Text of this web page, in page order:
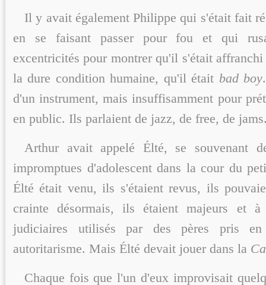
Il y avait également Philippe qui s'était fait
en se faisant passer pour fou et qui
excentricités pour montrer qu'il s'était affranchi
la dure condition humaine, qu'il était bad boy
d'un instrument, mais insuffisamment pour
en public. Ils parlaient de jazz, de free, de
Arthur avait appelé Élté, se souvenant
impromptues d'adolescent dans la cour du
Élté était venu, ils s'étaient revus, ils
crainte désormais, ils étaient majeurs et
judiciaires utilisés par des pères pris
autoritarisme. Mais Élté devait jouer dans la
Chaque fois que l'un d'eux improvisait